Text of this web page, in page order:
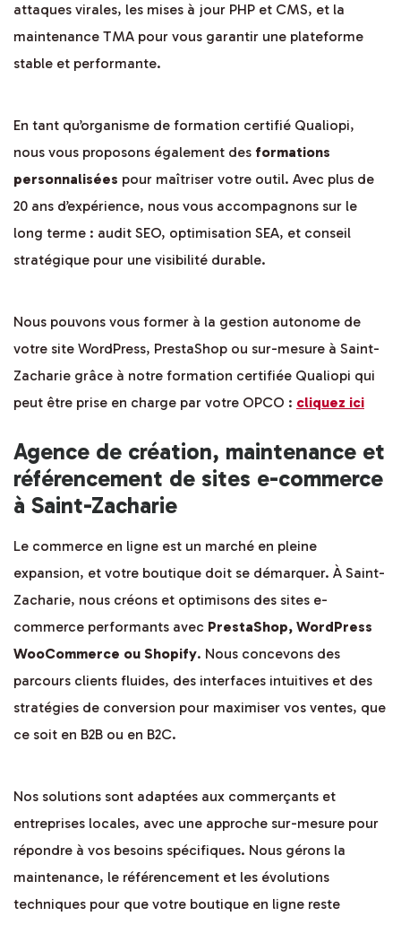
attaques virales, les mises à jour PHP et CMS, et la
maintenance TMA pour vous garantir une plateforme
stable et performante.
En tant qu’organisme de formation certifié Qualiopi,
nous vous proposons également des formations
personnalisées pour maîtriser votre outil. Avec plus de
20 ans d’expérience, nous vous accompagnons sur le
long terme : audit SEO, optimisation SEA, et conseil
stratégique pour une visibilité durable.
Nous pouvons vous former à la gestion autonome de
votre site WordPress, PrestaShop ou sur-mesure à Saint-
Zacharie grâce à notre formation certifiée Qualiopi qui
peut être prise en charge par votre OPCO : cliquez ici
Agence de création, maintenance et
référencement de sites e-commerce
à Saint-Zacharie
Le commerce en ligne est un marché en pleine
expansion, et votre boutique doit se démarquer. À Saint-
Zacharie, nous créons et optimisons des sites e-
commerce performants avec PrestaShop, WordPress
WooCommerce ou Shopify. Nous concevons des
parcours clients fluides, des interfaces intuitives et des
stratégies de conversion pour maximiser vos ventes, que
ce soit en B2B ou en B2C.
Nos solutions sont adaptées aux commerçants et
entreprises locales, avec une approche sur-mesure pour
répondre à vos besoins spécifiques. Nous gérons la
maintenance, le référencement et les évolutions
techniques pour que votre boutique en ligne reste